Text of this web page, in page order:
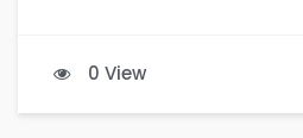
0 View